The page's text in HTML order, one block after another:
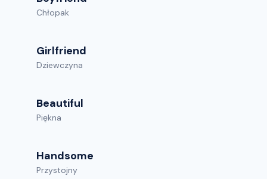
Chłopak
Girlfriend
Dziewczyna
Beautiful
Piękna
Handsome
Przystojny